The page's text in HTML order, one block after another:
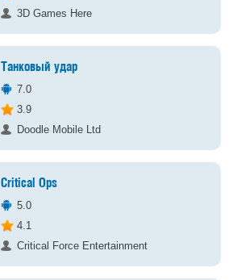
3D Games Here
Танковый удар
7.0
3.9
Doodle Mobile Ltd
Critical Ops
5.0
4.1
Critical Force Entertainment